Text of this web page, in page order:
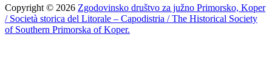
Copyright © 2026 Zgodovinsko društvo za južno Primorsko, Koper
/ Società storica del Litorale – Capodistria / The Historical Society
of Southern Primorska of Koper.